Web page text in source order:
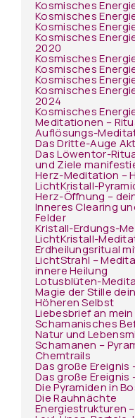
Kosmisches
Kosmisches
Kosmisches
Kosmisches
2020
Kosmisches
Kosmisches
Kosmisches
Kosmisches
2024
Kosmisches
Meditationen –
Auflösungs-
Das Dritte-Auge
Das Löwentor-
und Ziele
Herz-Meditation –
LichtKristall-
Herz-Öffnung –
Inneres Clearing
Felder
Kristall-Erdungs-
LichtKristall-
Erdheilungsritual
LichtStrahl –
innere Heilung
Lotusblüten-
Magie der Stille
Höheren Selbst
Liebesbrief an mein
Schamanisches
Natur und
Schamanen –
Chemtrails
Das große Ereignis
Das große Ereignis
Die Pyramiden in
Die Rauhnächte
Energiestrukturen